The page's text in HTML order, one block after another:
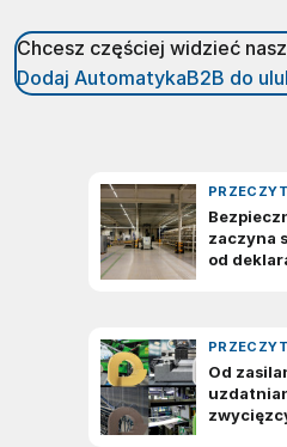
Chcesz częściej widzieć
Dodaj AutomatykaB2B do